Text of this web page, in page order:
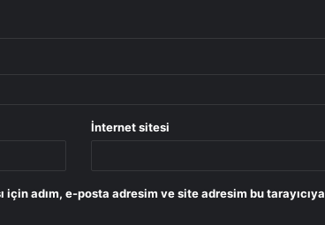
İnternet sitesi
için adım, e-posta adresim ve site adresim bu tarayıcıya